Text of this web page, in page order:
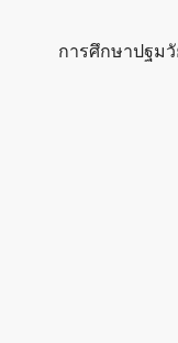
การศึกษาปฐมวั